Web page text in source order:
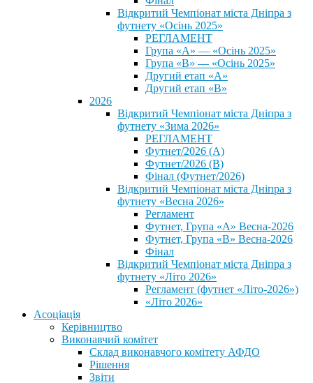
Відкритий Чемпіонат міста Дніпра з
футнету «Осінь 2025»
РЕГЛАМЕНТ
Група «А» — «Осінь 2025»
Група «В» — «Осінь 2025»
Другий етап «А»
Другий етап «В»
2026
Відкритий Чемпіонат міста Дніпра з
футнету «Зима 2026»
РЕГЛАМЕНТ
Футнет/2026 (А)
Футнет/2026 (В)
Фінал (Футнет/2026)
Відкритий Чемпіонат міста Дніпра з
футнету «Весна 2026»
Регламент
Футнет, Група «А» Весна-2026
Футнет, Група «В» Весна-2026
Фінал
Відкритий Чемпіонат міста Дніпра з
футнету «Літо 2026»
Регламент (футнет «Літо-2026»)
«Літо 2026»
Асоціація
Керівництво
Виконавчий комітет
Склад виконавчого комітету АФДО
Рішення
Звіти